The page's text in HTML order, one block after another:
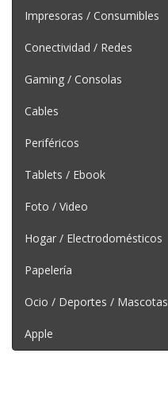
Impresoras / Consumibles
Conectividad / Redes
Gaming / Consolas
Cables
Periféricos
Tablets / Ebook
Foto / Video
Hogar / Electrodomésticos
Papelería
Ocio / Deportes / Mascotas
Apple